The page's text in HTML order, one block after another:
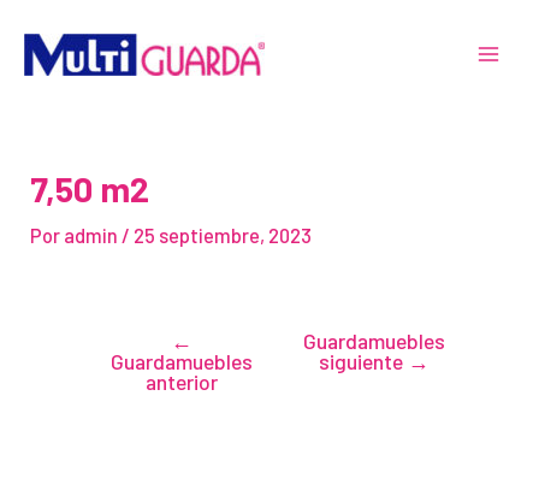
contenido
7,50 m2
Por admin / 25 septiembre, 2023
de
entradas
←
Guardamuebles
anterior
Guardamuebles
siguiente →